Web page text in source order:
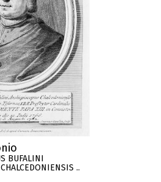
BUFALINI
..